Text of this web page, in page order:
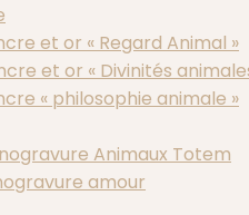
et or « Regard Animal »
et or « Divinités
« philosophie animale »
Animaux Totem
amour